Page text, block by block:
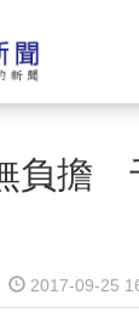
負擔
2017-09-25